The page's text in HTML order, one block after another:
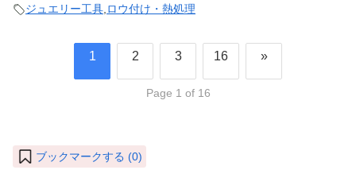
ジュエリー工具 ロウ付け・熱処理
1 2 3 16 »
Page 1 of 16
ブックマークする (0)